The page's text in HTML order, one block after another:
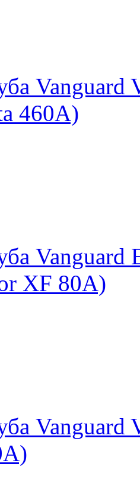
460A)
XF 80A)